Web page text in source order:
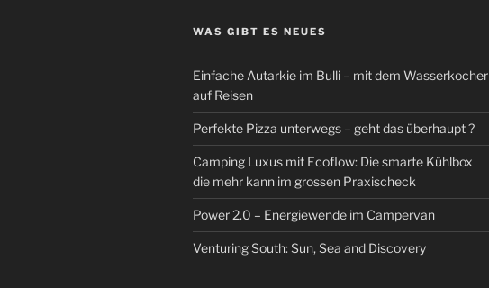
WAS GIBT ES NEUES
Einfache Autarkie im Bulli – mit dem Wasserkocher
auf Reisen
Perfekte Pizza unterwegs – geht das überhaupt ?
Camping Luxus mit Ecoflow: Die smarte Kühlbox
die mehr kann im grossen Praxischeck
Power 2.0 – Energiewende im Campervan
Venturing South: Sun, Sea and Discovery